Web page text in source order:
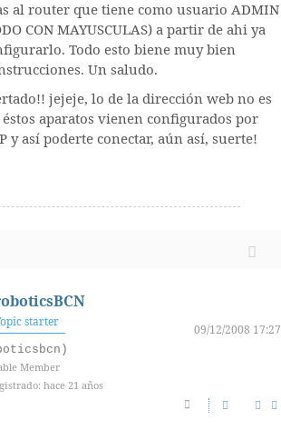
al router que tiene como usuario ADMIN
CON MAYUSCULAS) a partir de ahi ya
Todo esto biene muy bien
Un saludo.
jejeje, lo de la dirección web no es
aparatos vienen configurados por
y así poderte conectar, aún así, suerte!
starter
09/12/2008 17:27
Member
hace 21 años